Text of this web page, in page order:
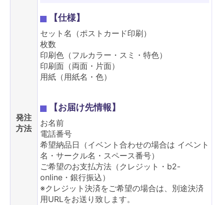
発注
方法
【仕様】
セット名（ポストカード印刷）
枚数
印刷色（フルカラー・スミ・特色）
印刷面（両面・片面）
用紙（用紙名・色）
【お届け先情報】
お名前
電話番号
希望納品日（イベント合わせの場合は イベント
名・サークル名・スペース番号）
ご希望のお支払方法（クレジット・b2-
online・銀行振込）
※クレジット決済をご希望の場合は、別途決済
用URLをお送り致します。